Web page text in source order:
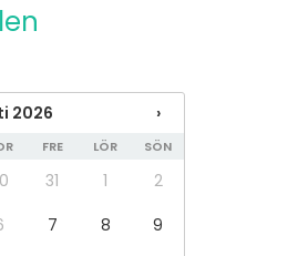
2026 ›
FRE LÖR SÖN
31 1
2
7 8
9